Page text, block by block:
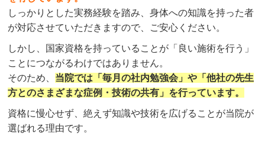
しっかりとした実務経験を踏み、身体への知識を持った者
が対応させていただきますので、ご安心ください。
しかし、国家資格を持っていることが「良い施術を行う」
ことにつながるわけではありません。
そのため、 当院では「毎月の社内勉強会」や「他社の先生
方とのさまざまな症例・技術の共有」を行っています。
資格に慢心せず、絶えず知識や技術を広げることが当院が
選ばれる理由です。